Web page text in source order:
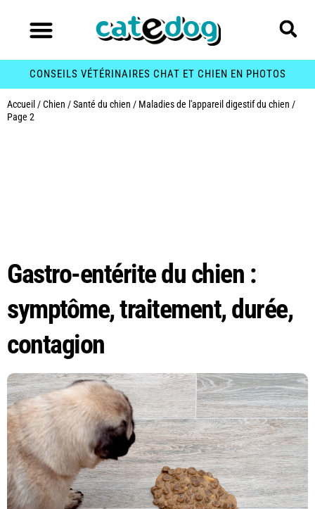
CONSEILS VÉTÉRINAIRES CHAT ET CHIEN EN PHOTOS
Accueil /Chien /Santé du chien / Maladies de l'appareil digestif du chien /
Page 2
Gastro-entérite du chien :
symptôme, traitement, durée,
contagion